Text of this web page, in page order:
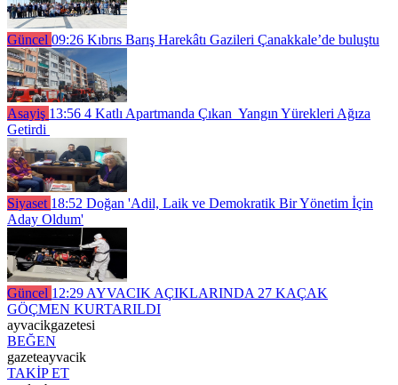
Güncel 09:26 Kıbrıs Barış Harekâtı Gazileri Çanakkale’de buluştu
Asayiş 13:56 4 Katlı Apartmanda Çıkan Yangın Yürekleri Ağıza
Getirdi
Siyaset 18:52 Doğan 'Adil, Laik ve Demokratik Bir Yönetim İçin
Aday Oldum'
Güncel 12:29 AYVACIK AÇIKLARINDA 27 KAÇAK
GÖÇMEN KURTARILDI
ayvacikgazetesi
BEĞEN
gazeteayvacik
TAKİP ET